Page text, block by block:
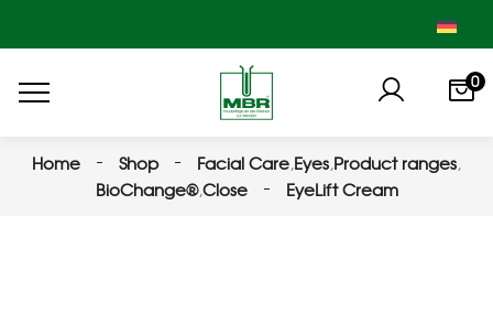
0
Home Shop Facial Care,Eyes,Product ranges,
BioChange®,Close EyeLift Cream